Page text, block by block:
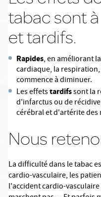
tabac sont
et tardifs.
Rapides, en améliorant
cardiaque, la
commence à diminuer.
Les effetstardifssont la
d'infarctus ou de
cérébral et d'artérite
Nous
La difficulté dans le tabac
cardio-vasculaire, les
l'accident cardio-